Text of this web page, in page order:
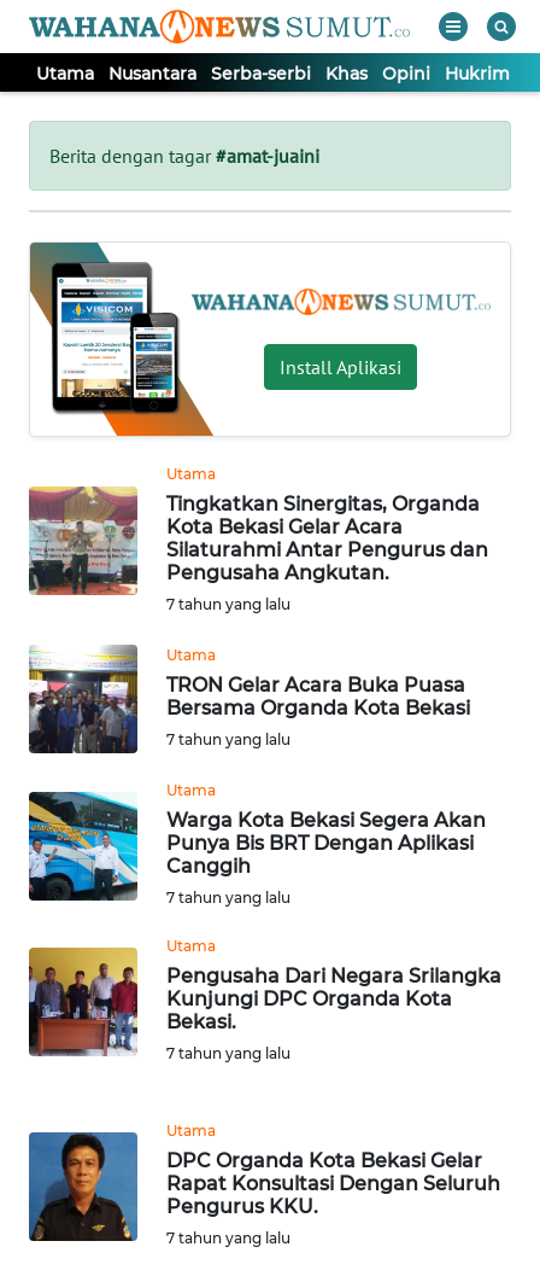
Utama Nusantara Serba-serbi Khas Opini Hukrim
Berita dengan tagar#amat-juaini
Install Aplikasi
Utama
Tingkatkan Sinergitas, Organda
Kota Bekasi Gelar Acara
Silaturahmi Antar Pengurus dan
Pengusaha Angkutan.
7 tahun yang lalu
Utama
TRON Gelar Acara Buka Puasa
Bersama Organda Kota Bekasi
7 tahun yang lalu
Utama
Warga Kota Bekasi Segera Akan
Punya Bis BRT Dengan Aplikasi
Canggih
7 tahun yang lalu
Utama
Pengusaha Dari Negara Srilangka
Kunjungi DPC Organda Kota
Bekasi.
7 tahun yang lalu
Utama
DPC Organda Kota Bekasi Gelar
Rapat Konsultasi Dengan Seluruh
Pengurus KKU.
7 tahun yang lalu
Tutup
UTAMA
NUSANTARA
SERBA-
SERBI
KHAS
OPINI
HUKRIM
PERISTIWA
Informasi
BERITA
KONTAK
KAMI
IKLAN
TENTANG
KAMI
MEDIA
SIBER
REDAKSI